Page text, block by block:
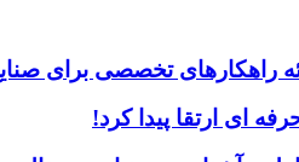
راهکارهای تخصصی برای
ای ارتقا پیدا کرد!